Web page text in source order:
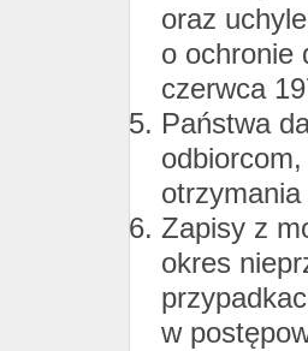
oraz
o ochronie
czerwca
Państwa
Zapisy z
okres
w